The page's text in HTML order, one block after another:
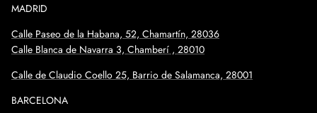
MADRID
Calle Paseo de la Habana, 52, Chamartín, 28036
Calle Blanca de Navarra 3, Chamberí , 28010
Calle de Claudio Coello 25, Barrio de Salamanca, 28001
BARCELONA